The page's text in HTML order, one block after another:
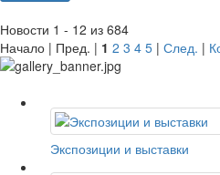
Новости 1 - 12 из 684
Начало | Пред. | 1 2 3 4 5 | След. |
Экспозиции и выставки